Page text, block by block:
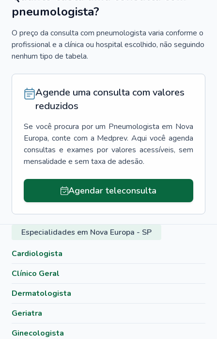
pneumologista?
O preço da consulta com pneumologista varia conforme o
profissional e a clínica ou hospital escolhido, não seguindo
nenhum tipo de tabela.
Agende uma consulta com valores
reduzidos
Se você procura por um Pneumologista em Nova
Europa, conte com a Medprev. Aqui você agenda
consultas e exames por valores acessíveis, sem
mensalidade e sem taxa de adesão.
Agendar teleconsulta
Especialidades em Nova Europa - SP
Cardiologista
Clínico Geral
Dermatologista
Geriatra
Ginecologista